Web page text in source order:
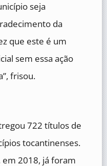
seja
da
que este é um
sem essa ação
frisou.
722 títulos de
tocantinenses.
em 2018, já foram